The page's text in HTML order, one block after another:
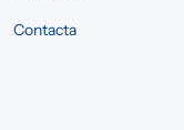
Contacta